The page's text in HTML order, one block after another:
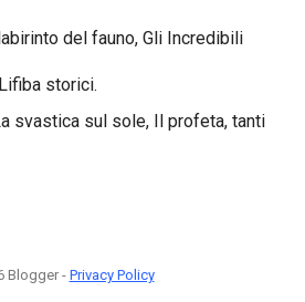
del fauno, Gli Incredibili
storici.
svastica sul sole, Il profeta, tanti
Blogger - Privacy Policy